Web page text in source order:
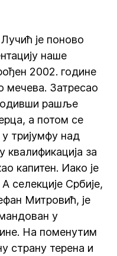
је поново
наше
2002. године
мечева. Затресао
рашље
а потом се
тријумфу над
за
капитен. Иако је
селекције Србије,
Митровић, је
у
На поменутим
страну терена и